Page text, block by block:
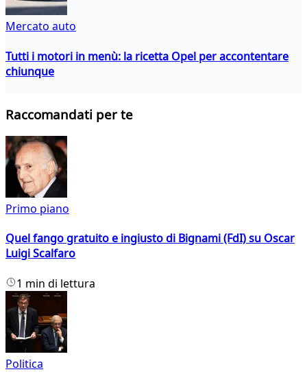
Mercato auto
Tutti i motori in menù: la ricetta Opel per accontentare
chiunque
Raccomandati per te
Primo piano
Quel fango gratuito e ingiusto di Bignami (FdI) su Oscar
Luigi Scalfaro
1 min di lettura
Politica